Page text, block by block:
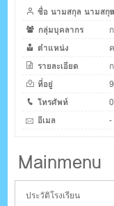
ชื่อ นามสกุล นามสกุล
กลุ่มบุคลากร
ตำแหน่ง
รายละเอียด
ที่อยู่
โทรศัพท์
อีเมล
-
Mainmenu
ประวัติโรงเรียน